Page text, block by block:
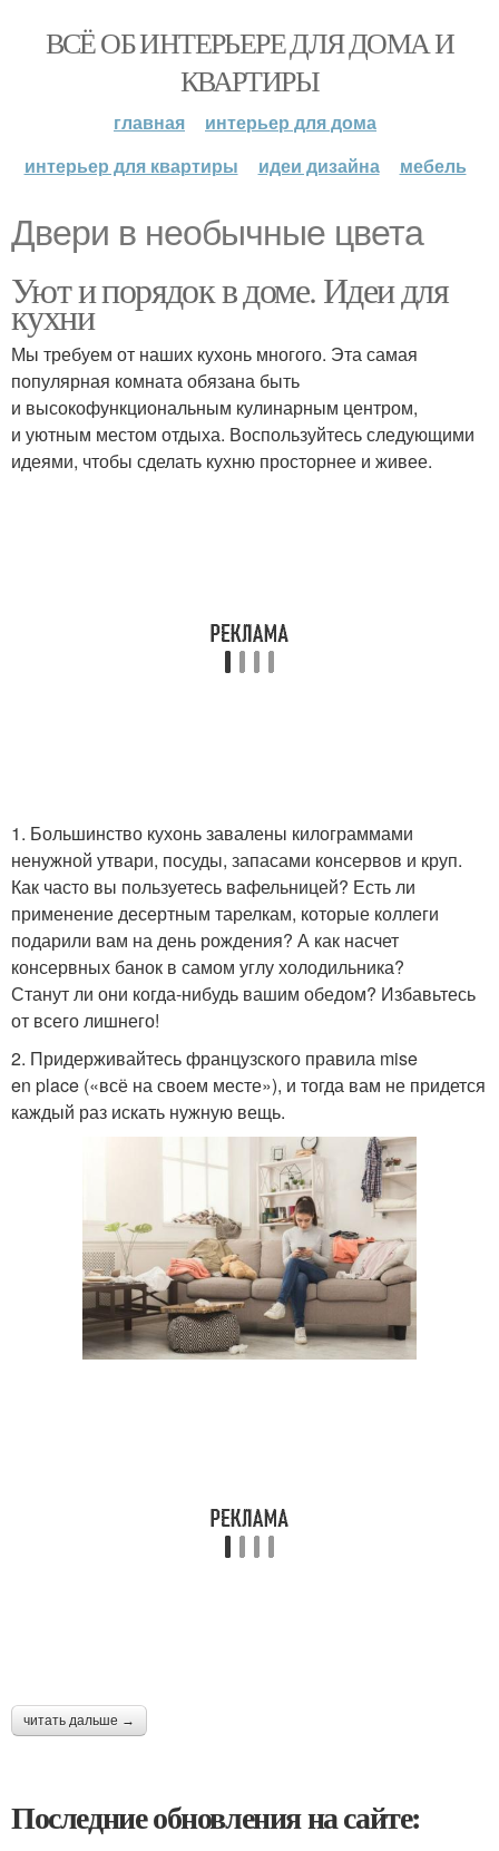
ВСЁ ОБ ИНТЕРЬЕРЕ ДЛЯ ДОМА И
КВАРТИРЫ
главная
интерьер для дома
интерьер для квартиры
идеи дизайна мебель
Двери в необычные цвета
Уют и порядок в доме. Идеи для
кухни
Мы требуем от наших кухонь многого. Эта самая
популярная комната обязана быть
и высокофункциональным кулинарным центром,
и уютным местом отдыха. Воспользуйтесь следующими
идеями, чтобы сделать кухню просторнее и живее.
1. Большинство кухонь завалены килограммами
ненужной утвари, посуды, запасами консервов и круп.
Как часто вы пользуетесь вафельницей? Есть ли
применение десертным тарелкам, которые коллеги
подарили вам на день рождения? А как насчет
консервных банок в самом углу холодильника?
Станут ли они когда-нибудь вашим обедом? Избавьтесь
от всего лишнего!
2. Придерживайтесь французского правила mise
en place («всё на своем месте»), и тогда вам не придется
каждый раз искать нужную вещь.
читать дальше →
Последние обновления на сайте: